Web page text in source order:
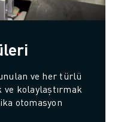
ve her türlü
kolaylaştırmak
otomasyon